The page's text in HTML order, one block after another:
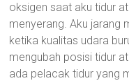
oksigen saat aku tidur
menyerang. Aku jarang
ketika kualitas udara
mengubah posisi tidur
ada pelacak tidur yang